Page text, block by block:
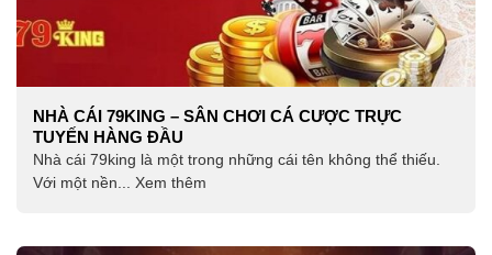
NHÀ CÁI 79KING – SÂN CHƠI CÁ CƯỢC TRỰC
TUYẾN HÀNG ĐẦU
Nhà cái 79king là một trong những cái tên không thể thiếu.
Với một nền... Xem thêm